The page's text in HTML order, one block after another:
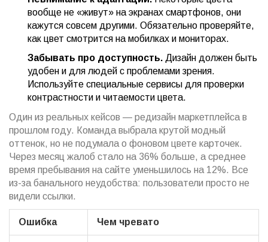
вообще не «живут» на экранах смартфонов, они
кажутся совсем другими. Обязательно проверяйте,
как цвет смотрится на мобилках и мониторах.
Забывать про доступность. Дизайн должен быть
удобен и для людей с проблемами зрения.
Используйте специальные сервисы для проверки
контрастности и читаемости цвета.
Один из реальных кейсов — редизайн маркетплейса в
прошлом году. Команда выбрала крутой модный
оттенок, но не подумала о фоновом цвете карточек.
Через месяц жалоб стало на 36% больше, а среднее
время пребывания на сайте уменьшилось на 12%. Все
из-за банального неудобства: пользователи просто не
видели ссылки.
Ошибка Чем чревато